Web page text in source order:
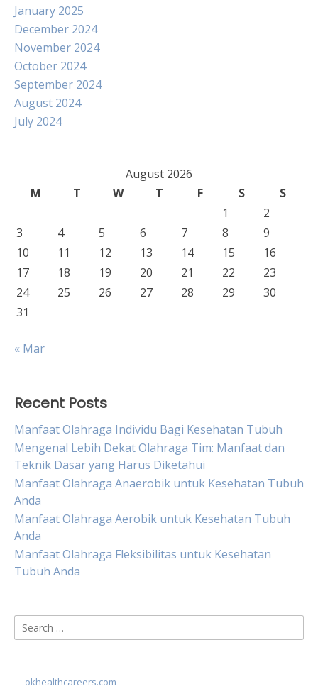
January 2025
December 2024
November 2024
October 2024
September 2024
August 2024
July 2024
August 2026
M
T W T F S
S
1
2
3
4 5 6 7 8
9
10
11 12 13 14 15
16
17
18 19 20 21 22
23
24
25 26 27 28 29
30
31
« Mar
Recent Posts
Manfaat Olahraga Individu Bagi Kesehatan Tubuh
Mengenal Lebih Dekat Olahraga Tim: Manfaat dan
Teknik Dasar yang Harus Diketahui
Manfaat Olahraga Anaerobik untuk Kesehatan Tubuh
Anda
Manfaat Olahraga Aerobik untuk Kesehatan Tubuh
Anda
Manfaat Olahraga Fleksibilitas untuk Kesehatan
Tubuh Anda
Search
for:
okhealthcareers.com